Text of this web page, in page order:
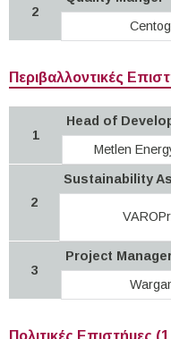
2
Περιβαλλοντικές
1
Head of
Metlen
2
Sustainability
3
Project
Πολιτικές Επιστήμες